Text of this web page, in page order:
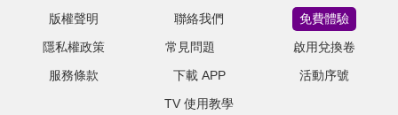
版權聲明
隱私權政策
服務條款
聯絡我們
常見問題
下載 APP
TV 使用教學
免費體驗
啟用兌換卷
活動序號